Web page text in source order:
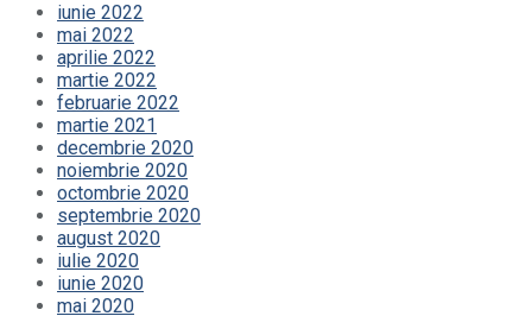
iunie 2022
mai 2022
aprilie 2022
martie 2022
februarie 2022
martie 2021
decembrie 2020
noiembrie 2020
octombrie 2020
septembrie 2020
august 2020
iulie 2020
iunie 2020
mai 2020